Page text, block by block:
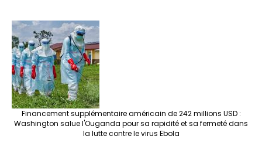
Financement supplémentaire américain de 242 millions USD :
Washington salue l'Ouganda pour sa rapidité et sa fermeté dans
la lutte contre le virus Ebola